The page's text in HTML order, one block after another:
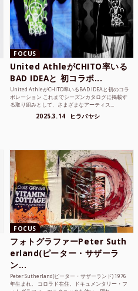
FOCUS
United AthleがCHITO率いる
BAD IDEAと 初コラボ...
United AthleがCHITO率いるBAD IDEAと初のコラ
ボレーション これまでシーズンカタログに掲載す
る取り組みとして、さまざまなアーティス...
2025.3.14 ヒラバヤシ
FOCUS
フォトグラファーPeter Suth
erland(ピーター・サザーラ
ン...
Peter Sutherland(ピーター・サザーランド) 1976
年生まれ。 コロラド在住。ドキュメンタリー・フ